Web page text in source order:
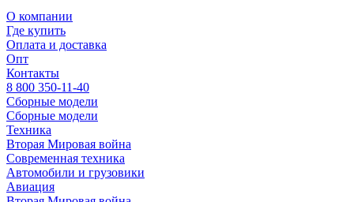
О компании
Где купить
Оплата и доставка
Опт
Контакты
8 800 350-11-40
Сборные модели
Сборные модели
Техника
Вторая Мировая война
Современная техника
Автомобили и грузовики
Авиация